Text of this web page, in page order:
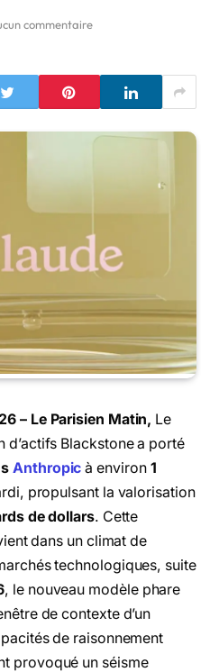
commentaire
– Le Parisien Matin, Le
d’actifs Blackstone a porté
Anthropic à environ 1
propulsant la valorisation
de dollars. Cette
dans un climat de
technologiques, suite
, le nouveau modèle phare
de contexte d’un
de raisonnement
provoqué un séisme